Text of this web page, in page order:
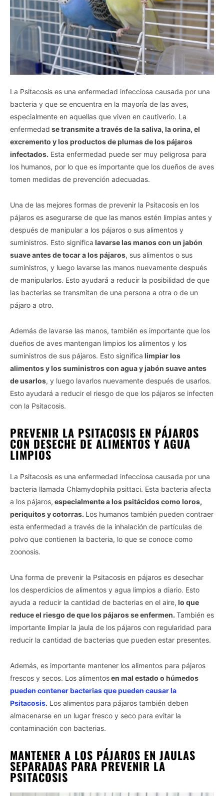
Vida.es - Do Not Process My Personal Information
If you wish to opt-out of the sale, sharing to third parties, or
processing of your personal or sensitive information for
La Psitacosis es una enfermedad infecciosa causada por una
bacteria y que se encuentra en la mayoría de las aves,
especialmente en aquellas que viven en cautiverio. La
enfermedad se transmite a través de la saliva, la orina, el
excremento y los productos de plumas de los pájaros
infectados. Esta enfermedad puede ser muy peligrosa para
los humanos, por lo que es importante que los dueños de aves
tomen medidas de prevención adecuadas.
Una de las mejores formas de prevenir la Psitacosis en los
pájaros es asegurarse de que las manos estén limpias antes y
después de manipular a los pájaros o sus alimentos y
suministros. Esto significa lavarse las manos con un jabón
suave antes de tocar a los pájaros, sus alimentos o sus
suministros, y luego lavarse las manos nuevamente después
de manipularlos. Esto ayudará a reducir la posibilidad de que
las bacterias se transmitan de una persona a otra o de un
pájaro a otro.
Además de lavarse las manos, también es importante que los
dueños de aves mantengan limpios los alimentos y los
suministros de sus pájaros. Esto significa limpiar los
alimentos y los suministros con agua y jabón suave antes
de usarlos, y luego lavarlos nuevamente después de usarlos.
Esto ayudará a reducir el riesgo de que los pájaros se infecten
con la Psitacosis.
PREVENIR LA PSITACOSIS EN PÁJAROS
CON DESECHE DE ALIMENTOS Y AGUA
LIMPIOS
La Psitacosis es una enfermedad infecciosa causada por una
bacteria llamada Chlamydophila psittaci. Esta bacteria afecta
a los pájaros, especialmente a los psitácidos como loros,
periquitos y cotorras. Los humanos también pueden contraer
esta enfermedad a través de la inhalación de partículas de
polvo que contienen la bacteria, lo que se conoce como
zoonosis.
Una forma de prevenir la Psitacosis en pájaros es desechar
los desperdicios de alimentos y agua limpios a diario. Esto
ayuda a reducir la cantidad de bacterias en el aire, lo que
reduce el riesgo de que los pájaros se enfermen. También es
importante limpiar la jaula de los pájaros con regularidad para
reducir la cantidad de bacterias que pueden estar presentes.
Además, es importante mantener los alimentos para pájaros
frescos y secos. Los alimentosen mal estado o húmedos
pueden contener bacterias que pueden causar la
Psitacosis. Los alimentos para pájaros también deben
almacenarse en un lugar fresco y seco para evitar la
contaminación con bacterias.
MANTENER A LOS PÁJAROS EN JAULAS
SEPARADAS PARA PREVENIR LA
PSITACOSIS